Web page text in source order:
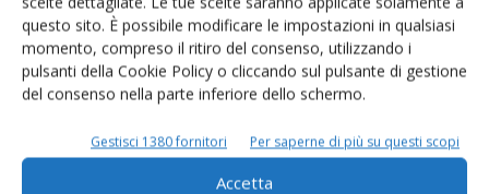
questo sito. È possibile modificare le impostazioni in qualsiasi
momento, compreso il ritiro del consenso, utilizzando i
pulsanti della Cookie Policy o cliccando sul pulsante di gestione
del consenso nella parte inferiore dello schermo.
Gestisci 1380 fornitori Per saperne di più su questi scopi
Accetta
stagionatura 18 mesi
e oltre
15,85 - 15,90 0,0%
14,2%
stagionatura 24 mesi
e oltre
16,85 - 17,20 0,0%
15,8%
stagionatura 30 mesi
Modena